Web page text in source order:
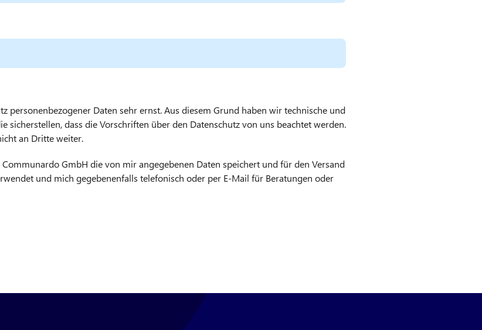
personenbezogener Daten sehr ernst. Aus diesem Grund haben wir technische und
sicherstellen, dass die Vorschriften über den Datenschutz von uns beachtet werden.
an Dritte weiter.
GmbH die von mir angegebenen Daten speichert und für den Versand
und mich gegebenenfalls telefonisch oder per E-Mail für Beratungen oder